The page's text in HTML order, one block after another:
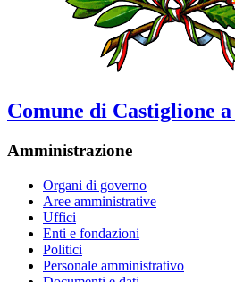
Comune di Castiglione
Amministrazione
Organi di governo
Aree amministrative
Uffici
Enti e fondazioni
Politici
Personale amministrativo